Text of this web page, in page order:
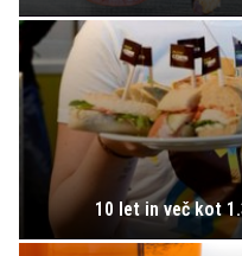
10 let in več kot